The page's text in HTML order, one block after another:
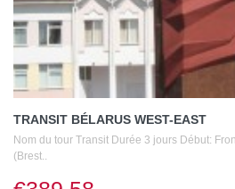
TRANSIT BÉLARUS WEST-EAST
Nom du tour Transit Durée 3 jours Début:
(Brest..